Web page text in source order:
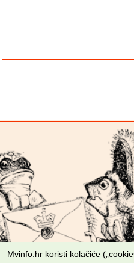
Mvinfo.hr koristi kolačiće